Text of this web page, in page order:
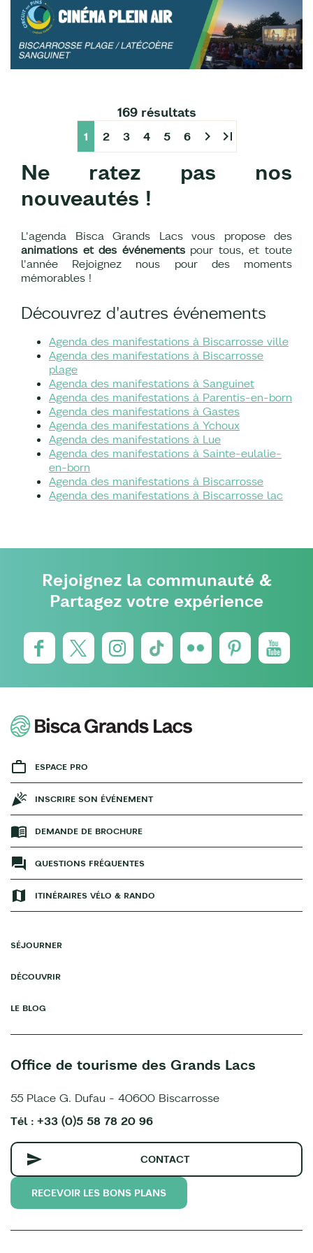
169 résultats
1 2 3 4 5 6 chevron_right last_page
Ne ratez pas nos
nouveautés !
L'agenda Bisca Grands Lacs vous propose des
animations et des événements pour tous, et toute
l'année Rejoignez nous pour des moments
mémorables !
Découvrez d'autres événements
Agenda des manifestations à Biscarrosse ville
Agenda des manifestations à Biscarrosse
plage
Agenda des manifestations à Sanguinet
Agenda des manifestations à Parentis-en-born
Agenda des manifestations à Gastes
Agenda des manifestations à Ychoux
Agenda des manifestations à Lue
Agenda des manifestations à Sainte-eulalie-
en-born
Agenda des manifestations à Biscarrosse
Agenda des manifestations à Biscarrosse lac
Rejoignez la communauté &
Partagez votre expérience
ESPACE PRO
INSCRIRE SON ÉVÉNEMENT
DEMANDE DE BROCHURE
QUESTIONS FRÉQUENTES
ITINÉRAIRES VÉLO & RANDO
SÉJOURNER
DÉCOUVRIR
LE BLOG
Office de tourisme des Grands Lacs
55 Place G. Dufau - 40600 Biscarrosse
Tél : +33 (0)5 58 78 20 96
CONTACT
RECEVOIR LES BONS PLANS